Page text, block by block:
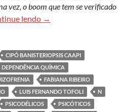
vez, o boom que tem se verificado
lendo Ayahuasca:
→
CIPÓ BANISTERIOPSIS CAAPI
DEPENDÊNCIA QUÍMICA
FABIANA RIBEIRO
LUIS FERNANDO TOFOLI
N
PSICODÉLICOS
PSICÓTICOS